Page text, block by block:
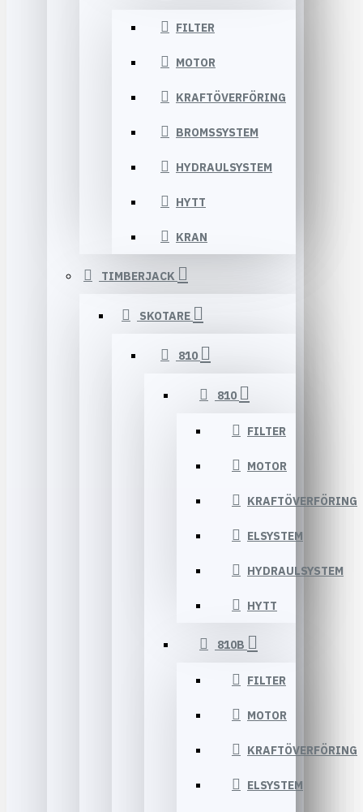
FILTER
MOTOR
KRAFTÖVERFÖRING
BROMSSYSTEM
HYDRAULSYSTEM
HYTT
KRAN
TIMBERJACK
SKOTARE
810
810
FILTER
MOTOR
KRAFTÖVERFÖRING
ELSYSTEM
HYDRAULSYSTEM
HYTT
810B
FILTER
MOTOR
KRAFTÖVERFÖRING
ELSYSTEM